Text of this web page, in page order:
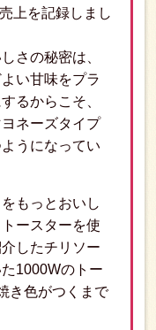
上を記録しまし
さの秘密は、
い甘味をプラ
るからこそ、
ネーズタイプ
うになってい
をもっとおいし
ースターを使
したチリソー
1000Wのトー
き色がつくまで